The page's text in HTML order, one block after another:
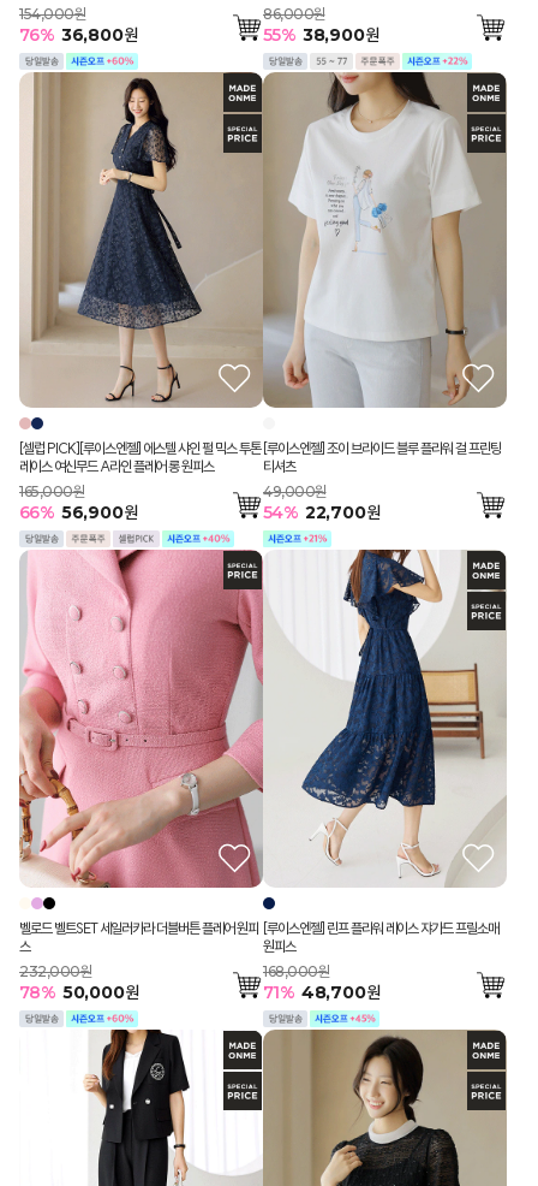
154,000원
76% 36,800원
86,000원
55% 38,900원
[셀럽 PICK][루이스엔젤] 에스텔 샤인 펄 믹스 투톤
레이스 여신무드 A라인 플레어 롱 원피스
165,000원
66% 56,900원
[루이스엔젤] 조이 브라이드 블루 플라워 걸 프린팅
티셔츠
49,000원
54% 22,700원
벨로드 벨트SET 세일러카라 더블버튼 플레어 원피
스
232,000원
78% 50,000원
[루이스엔젤] 린프 플라워 레이스 쟈가드 프릴소매
원피스
168,000원
71% 48,700원